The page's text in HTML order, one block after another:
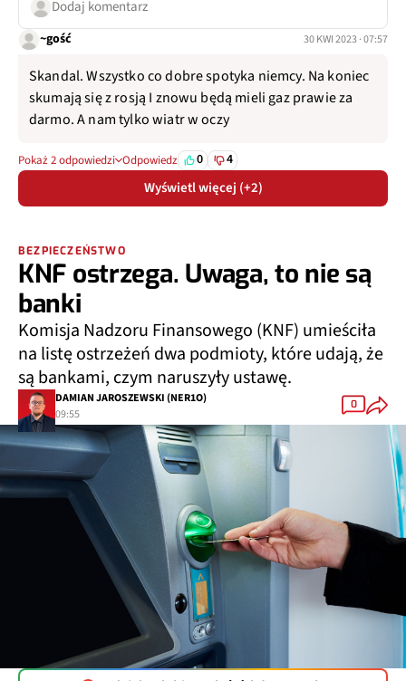
Dodaj komentarz
~gość 30 KWI 2023 · 07:57
Skandal. Wszystko co dobre spotyka niemcy. Na koniec
skumają się z rosją I znowu będą mieli gaz prawie za
darmo. A nam tylko wiatr w oczy
Pokaż 2 odpowiedzi Odpowiedz 0 4
Wyświetl więcej (+2)
BEZPIECZEŃSTWO
KNF ostrzega. Uwaga, to nie są
banki
Komisja Nadzoru Finansowego (KNF) umieściła
na listę ostrzeżeń dwa podmioty, które udają, że
są bankami, czym naruszyły ustawę.
DAMIAN JAROSZEWSKI (NER1O)
09:55
0